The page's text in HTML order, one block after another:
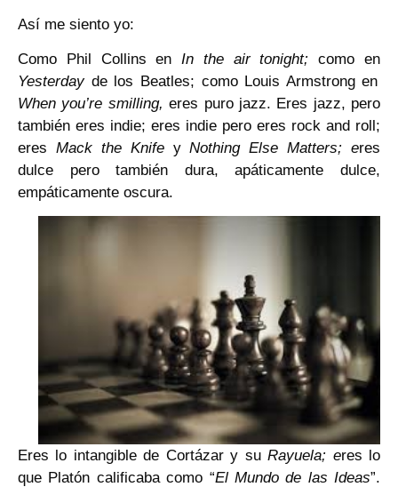
Así me siento yo:
Como Phil Collins enIn the air tonight; como en
Yesterdayde los Beatles; como Louis Armstrong en
When you’re smilling,eres puro jazz. Eres jazz, pero
también eres indie; eres indie pero eres rock and roll;
eres Mack the KnifeyNothing Else Matters; eres
dulce pero también dura, apáticamente dulce,
empáticamente oscura.
Eres lo intangible de Cortázar y suRayuela; eres lo
que Platón calificaba como “El Mundo de las Ideas”.